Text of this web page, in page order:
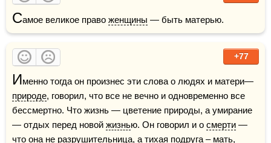
Самое великое право женщины — быть матерью.
+77
Именно тогда он произнес эти слова о людях и матери—
природе, говорил, что все не вечно и одновременно все
бессмертно. Что жизнь — цветение природы, а умирание
— отдых перед новой жизнью. Он говорил и о смерти —
что она не разрушительница, а тихая подруга – мать,